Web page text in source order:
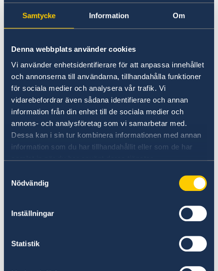
Samtycke Information Om
Denna webbplats använder cookies
Vi använder enhetsidentifierare för att anpassa innehållet
och annonserna till användarna, tillhandahålla funktioner
för sociala medier och analysera vår trafik. Vi
vidarebefordrar även sådana identifierare och annan
information från din enhet till de sociala medier och
annons- och analysföretag som vi samarbetar med.
Dessa kan i sin tur kombinera informationen med annan
information som du har tillhandahållit eller som de har
samlat in när du har använt deras tjänster.
Nödvändig
Inställningar
Statistik
10.00-12.00.
För att kunna förtidsrösta behöver du en giltig ID-
handling samt ditt röstkort från valmyndigheten. Om du
inte har fått ditt röstkort kan ambassaden skriva ut ett
dubblettröstkort.Observera att sista dag för att
förtidsrösta på ambassaden är tisdag den 21
maj.Detta för att rösterna ska nå Sverige innan
valdagen.
Brevrösta från utlandet
Alla som befinner sig utomlands kan brevrösta, det vill
behöver du ett brevröstningsmaterial. Materialet finns
blanka valsedlar, ytterkuvert och omslagskuvert.
Valmyndigheten eller ambassaden. Du kan brevrösta